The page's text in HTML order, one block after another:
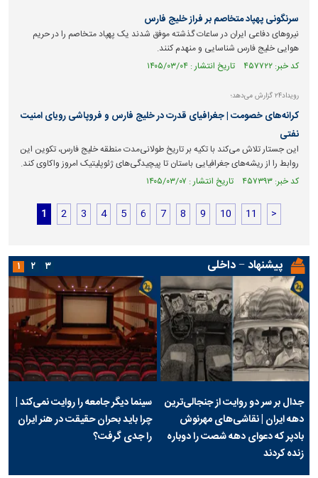
سرنگونی پهپاد متخاصم بر فراز خلیج فارس
نیروهای دفاعی ایران در ساعات گذشته موفق شدند یک پهپاد متخاصم را در حریم
هوایی خلیج فارس شناسایی و منهدم کنند.
کد خبر: ۴۵۷۷۲۲ تاریخ انتشار : ۱۴۰۵/۰۳/۰۴
رویداد۲۴ گزارش می‌دهد؛
کرانه‌های خصومت | جغرافیای قدرت در خلیج فارس و فروپاشی رویای امنیت
نفتی
این جستار تلاش می‌کند با تکیه بر تاریخ طولانی‌مدت منطقه خلیج فارس، تکوین این
روابط را از ریشه‌های جغرافیایی باستان تا پیچیدگی‌های ژئوپلیتیک امروز واکاوی کند.
کد خبر: ۴۵۷۳۹۳ تاریخ انتشار : ۱۴۰۵/۰۳/۰۷
1 2 3 4 5 6 7 8 9 10 11 >
پیشنهاد − داخلی
جدال بر سر دو روایت از جنجالی‌ترین
دهه ایران | نقاشی‌های مهرنوش
بادپر که دعوای دهه شصت را دوباره
زنده کردند
سینما دیگر جامعه را روایت نمی‌کند |
چرا باید بحران حقیقت در هنر ایران
را جدی گرفت؟
۱ ۲ ۳